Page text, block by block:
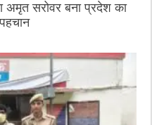
अमृत सरोवर बना प्रदेश का